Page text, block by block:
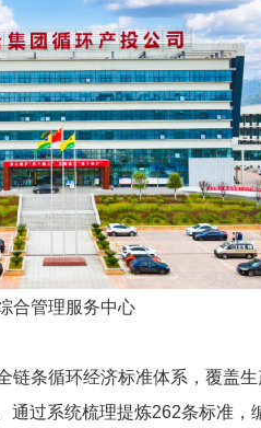
合管理服务中心
链条循环经济标准体系，覆盖
过系统梳理提炼262条标准，